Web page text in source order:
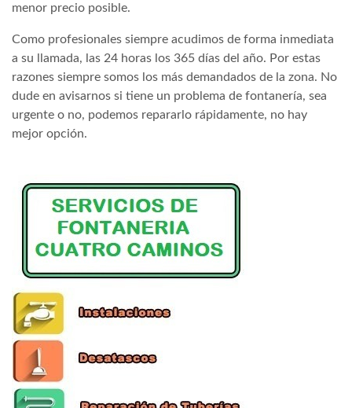
menor precio posible.
Como profesionales siempre acudimos de forma inmediata
a su llamada, las 24 horas los 365 días del año. Por estas
razones siempre somos los más demandados de la zona. No
dude en avisarnos si tiene un problema de fontanería, sea
urgente o no, podemos repararlo rápidamente, no hay
mejor opción.